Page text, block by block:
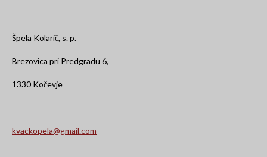
Špela Kolarič, s. p.
Brezovica pri Predgradu 6,
1330 Kočevje
kvackopela@gmail.com